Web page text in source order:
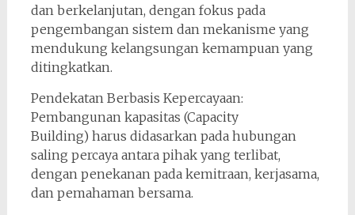
dan berkelanjutan, dengan fokus pada
pengembangan sistem dan mekanisme yang
mendukung kelangsungan kemampuan yang
ditingkatkan.
Pendekatan Berbasis Kepercayaan:
Pembangunan kapasitas (Capacity
Building) harus didasarkan pada hubungan
saling percaya antara pihak yang terlibat,
dengan penekanan pada kemitraan, kerjasama,
dan pemahaman bersama.